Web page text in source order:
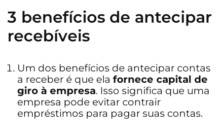
3 benefícios de antecipar
recebíveis
Um dos benefícios de antecipar contas
a receber é que ela fornece capital de
giro à empresa. Isso significa que uma
empresa pode evitar contrair
empréstimos para pagar suas contas.